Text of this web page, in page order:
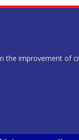
the improvement of